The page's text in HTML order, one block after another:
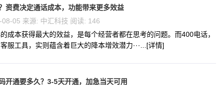
资费决定通话成本，功能带来更多效益
05 来源: 中汇科技 阅读: 146
成本获得最大的效益，是每个经营者都在思考的问题。而400电话，
服工具，实则蕴含着巨大的降本增效潜力···...[详情]
开通要多久？3-5天开通，加急当天可用